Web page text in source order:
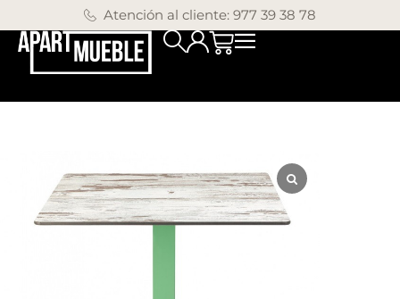
Atención al cliente: 977 39 38 78